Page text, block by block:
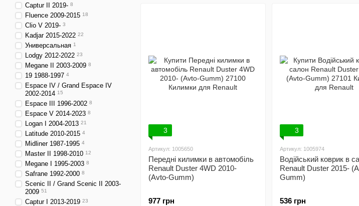
3
Артикул: 1005650
Передні килимки в автомобіль
Renault Duster 4WD 2010-
(Avto-Gumm)
977 грн
3
Артикул: 1005974
Водійський коврик в
Renault Duster 2015-
Gumm)
536 грн
Captur II 2019- 8
Fluence 2009-2015 18
Clio V 2019- 3
Kadjar 2015-2022 22
Универсальная 1
Lodgy 2012-2022 23
Megane II 2003-2009 8
19 1988-1997 4
Espace IV / Grand Espace IV
2002-2014 15
Espace III 1996-2002 8
Espace V 2014-2023 8
Logan I 2004-2013 21
Latitude 2010-2015 4
Midliner 1987-1995 4
Master II 1998-2010 12
Megane I 1995-2003 8
Safrane 1992-2000 8
Scenic II / Grand Scenic II 2003-
2009 51
Captur I 2013-2019 23